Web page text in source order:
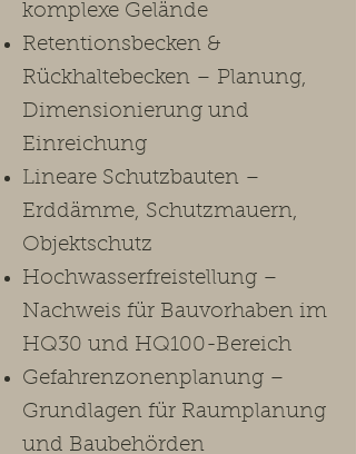
komplexe Gelände
Retentionsbecken &
Rückhaltebecken – Planung,
Dimensionierung und
Einreichung
Lineare Schutzbauten –
Erddämme, Schutzmauern,
Objektschutz
Hochwasserfreistellung –
Nachweis für Bauvorhaben im
HQ30 und HQ100-Bereich
Gefahrenzonenplanung –
Grundlagen für Raumplanung
und Baubehörden